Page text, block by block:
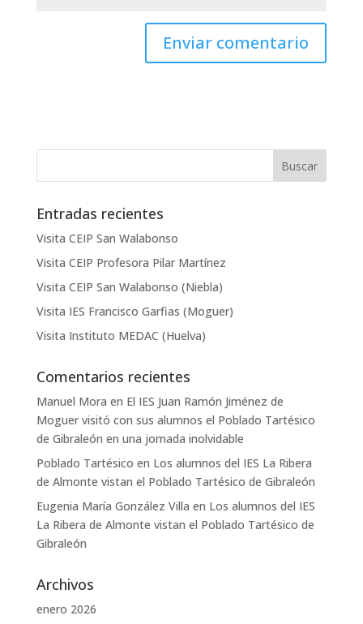
Entradas recientes
Visita CEIP San Walabonso
Visita CEIP Profesora Pilar Martínez
Visita CEIP San Walabonso (Niebla)
Visita IES Francisco Garfias (Moguer)
Visita Instituto MEDAC (Huelva)
Comentarios recientes
Manuel Mora en El IES Juan Ramón Jiménez de
Moguer visitó con sus alumnos el Poblado Tartésico
de Gibraleón en una jornada inolvidable
Poblado Tartésico en Los alumnos del IES La Ribera
de Almonte vistan el Poblado Tartésico de Gibraleón
Eugenia María González Villa en Los alumnos del IES
La Ribera de Almonte vistan el Poblado Tartésico de
Gibraleón
Archivos
enero 2026